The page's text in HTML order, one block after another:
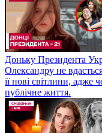
Доньку Президента
Олександру не
її нові світлини, адже
публічне життя.